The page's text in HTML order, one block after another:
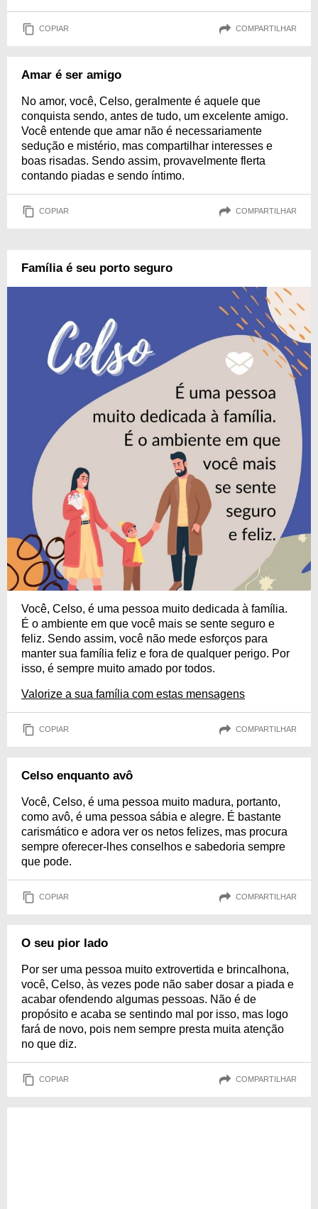
COPIAR COMPARTILHAR
Amar é ser amigo
No amor, você, Celso, geralmente é aquele que
conquista sendo, antes de tudo, um excelente amigo.
Você entende que amar não é necessariamente
sedução e mistério, mas compartilhar interesses e
boas risadas. Sendo assim, provavelmente flerta
contando piadas e sendo íntimo.
COPIAR COMPARTILHAR
Família é seu porto seguro
Você, Celso, é uma pessoa muito dedicada à família.
É o ambiente em que você mais se sente seguro e
feliz. Sendo assim, você não mede esforços para
manter sua família feliz e fora de qualquer perigo. Por
isso, é sempre muito amado por todos.
Valorize a sua família com estas mensagens
COPIAR COMPARTILHAR
Celso enquanto avô
Você, Celso, é uma pessoa muito madura, portanto,
como avô, é uma pessoa sábia e alegre. É bastante
carismático e adora ver os netos felizes, mas procura
sempre oferecer-lhes conselhos e sabedoria sempre
que pode.
COPIAR COMPARTILHAR
O seu pior lado
Por ser uma pessoa muito extrovertida e brincalhona,
você, Celso, às vezes pode não saber dosar a piada e
acabar ofendendo algumas pessoas. Não é de
propósito e acaba se sentindo mal por isso, mas logo
fará de novo, pois nem sempre presta muita atenção
no que diz.
COPIAR COMPARTILHAR